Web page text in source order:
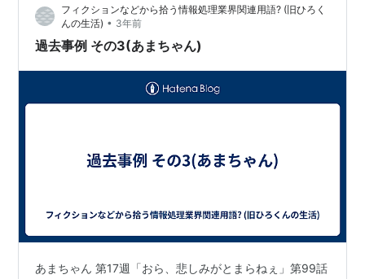
した。 鈴…
フィクションなどから拾う情報処理業界関連用語? (旧ひろく
んの生活) • 3年前
過去事例 その3(あまちゃん)
あまちゃん 第17週「おら、悲しみがとまらねぇ」第99話